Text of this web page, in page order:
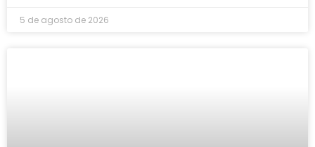
5 de agosto de 2026